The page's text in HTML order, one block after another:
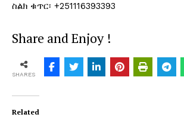
ስልክ ቁጥር፡ +251116393393
Share and Enjoy !
SHARES
Related